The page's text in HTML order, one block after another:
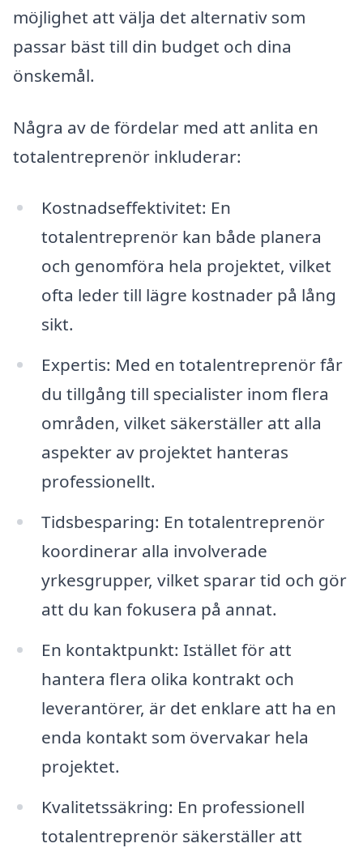
möjlighet att välja det alternativ som
passar bäst till din budget och dina
önskemål.
Några av de fördelar med att anlita en
totalentreprenör inkluderar:
Kostnadseffektivitet: En
totalentreprenör kan både planera
och genomföra hela projektet, vilket
ofta leder till lägre kostnader på lång
sikt.
Expertis: Med en totalentreprenör får
du tillgång till specialister inom flera
områden, vilket säkerställer att alla
aspekter av projektet hanteras
professionellt.
Tidsbesparing: En totalentreprenör
koordinerar alla involverade
yrkesgrupper, vilket sparar tid och gör
att du kan fokusera på annat.
En kontaktpunkt: Istället för att
hantera flera olika kontrakt och
leverantörer, är det enklare att ha en
enda kontakt som övervakar hela
projektet.
Kvalitetssäkring: En professionell
totalentreprenör säkerställer att